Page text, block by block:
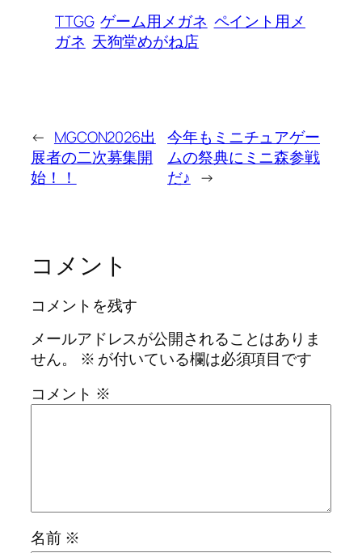
TTGG ゲーム用メガネ ペイント用メ
ガネ 天狗堂めがね店
← MGCON2026出
展者の二次募集開
始！！
今年もミニチュアゲー
ムの祭典にミニ森参戦
だ♪ →
コメント
コメントを残す
メールアドレスが公開されることはありま
せん。
※ が付いている欄は必須項目です
コメント ※
名前 ※